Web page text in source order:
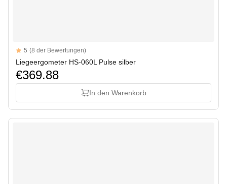
Reviews
5 out of 5 stars
5 (8 der Bewertungen)
Liegeergometer HS-060L Pulse silber
€369.88
In den Warenkorb